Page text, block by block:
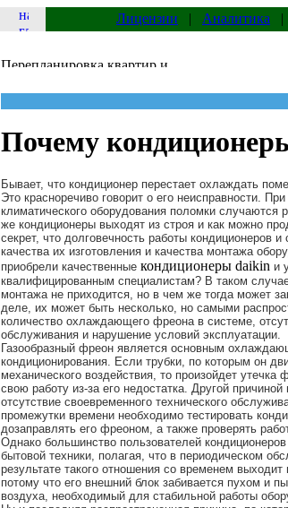
Лицензии | Аналитика |
Почему
Бывает, что кондиционер перестает охлаждать
Это красноречиво говорит о его неисправности.
климатического оборудования поломки
же кондиционеры выходят из строя и как можно
секрет, что долговечность работы кондиционеров
качества их изготовления и качества монтажа
приобрели качественные кондиционеры daikin и
квалифицированным специалистам? В таком
монтажа не приходится, но в чем же тогда может
деле, их может быть несколько, но самыми
количество охлаждающего фреона в системе,
обслуживания и нарушение условий эксплуатации.
Газообразный фреон является основным
кондиционирования. Если трубки, по которым он
механического воздействия, то произойдет утечка
свою работу из-за его недостатка. Другой
отсутствие своевременного технического
промежутки времени необходимо тестировать
дозаправлять его фреоном, а также проверять
Однако большинство пользователей
бытовой техники, полагая, что в периодическом
результате такого отношения со временем
потому что его внешний блок забивается пухом и
воздуха, необходимый для стабильной работы